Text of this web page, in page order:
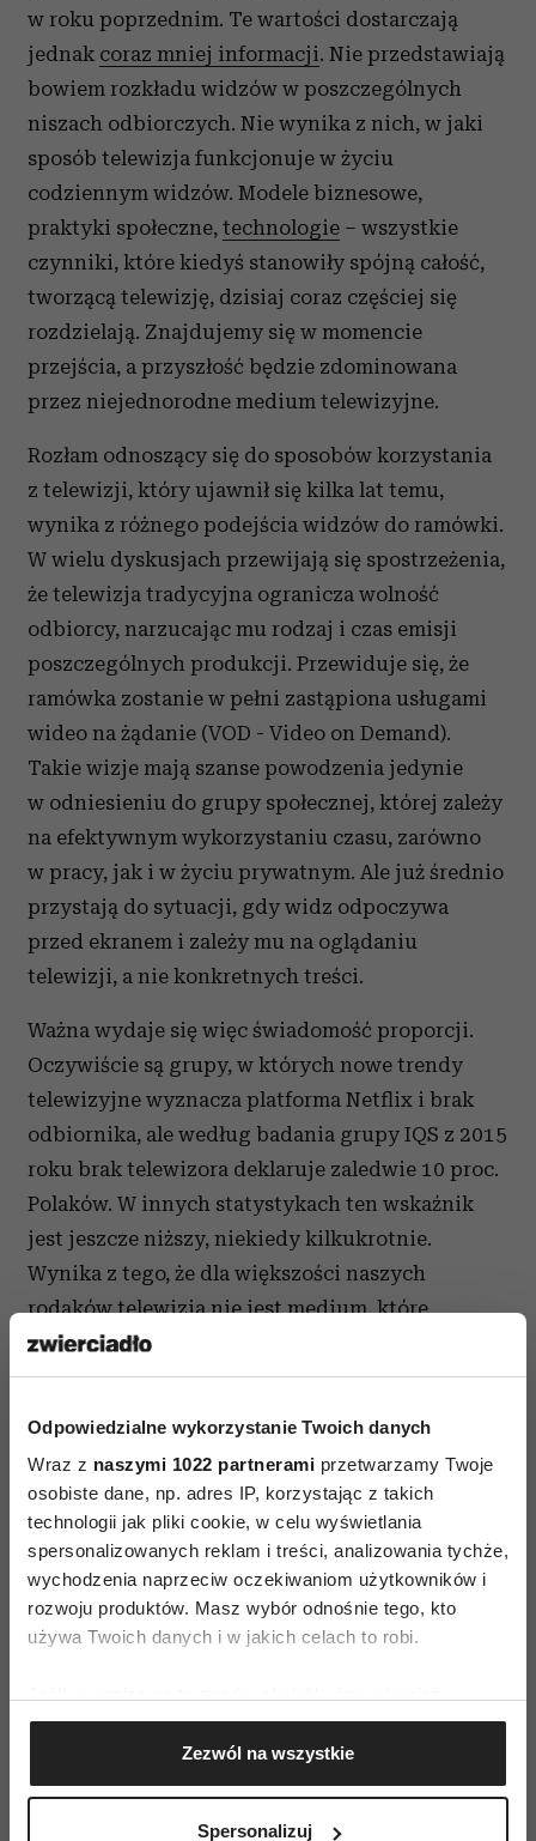
Odpowiedzialne wykorzystanie Twoich danych
Wraz z naszymi 1022 partnerami przetwarzamy Twoje
osobiste dane, np. adres IP, korzystając z takich
technologii jak pliki cookie, w celu wyświetlania
spersonalizowanych reklam i treści, analizowania tychże,
wychodzenia naprzeciw oczekiwaniom użytkowników i
rozwoju produktów. Masz wybór odnośnie tego, kto
używa Twoich danych i w jakich celach to robi.
Gromadzić dane dotyczące Twojej lokalizacji
geograficznej z dokładnością nawet do kilku metrów
Identyfikować Twoje urządzenie, aktywnie
Zezwól na wszystkie
Spersonalizuj
w roku poprzednim. Te wartości dostarczają
jednak coraz mniej informacji. Nie przedstawiają
bowiem rozkładu widzów w poszczególnych
niszach odbiorczych. Nie wynika z nich, w jaki
sposób telewizja funkcjonuje w życiu
codziennym widzów. Modele biznesowe,
praktyki społeczne, technologie – wszystkie
czynniki, które kiedyś stanowiły spójną całość,
tworzącą telewizję, dzisiaj coraz częściej się
rozdzielają. Znajdujemy się w momencie
przejścia, a przyszłość będzie zdominowana
przez niejednorodne medium telewizyjne.
Rozłam odnoszący się do sposobów korzystania
z telewizji, który ujawnił się kilka lat temu,
wynika z różnego podejścia widzów do ramówki.
W wielu dyskusjach przewijają się spostrzeżenia,
że telewizja tradycyjna ogranicza wolność
odbiorcy, narzucając mu rodzaj i czas emisji
poszczególnych produkcji. Przewiduje się, że
ramówka zostanie w pełni zastąpiona usługami
wideo na żądanie (VOD - Video on Demand).
Takie wizje mają szanse powodzenia jedynie
w odniesieniu do grupy społecznej, której zależy
na efektywnym wykorzystaniu czasu, zarówno
w pracy, jak i w życiu prywatnym. Ale już średnio
przystają do sytuacji, gdy widz odpoczywa
przed ekranem i zależy mu na oglądaniu
telewizji, a nie konkretnych treści.
Ważna wydaje się więc świadomość proporcji.
Oczywiście są grupy, w których nowe trendy
telewizyjne wyznacza platforma Netflix i brak
odbiornika, ale według badania grupy IQS z 2015
roku brak telewizora deklaruje zaledwie 10 proc.
Polaków. W innych statystykach ten wskaźnik
jest jeszcze niższy, niekiedy kilkukrotnie.
Wynika z tego, że dla większości naszych
rodaków telewizja nie jest medium, które
powinno dostosowywać się do tego, ile czasu
i kiedy ma na jej oglądanie odbiorca. Często
Telewizja może być też towarzyszem
odpoczynku albo pełnić właśnie rolę medium tła.
Dlatego jedna telewizja czy jeden zdobywający
popularność jej model, nie istnieje. Jeśli możemy
z jakąkolwiek pewnością mówić o przyszłości
potrzeby użytkowników i dawania nam
kolejnych możliwości wyboru, ale